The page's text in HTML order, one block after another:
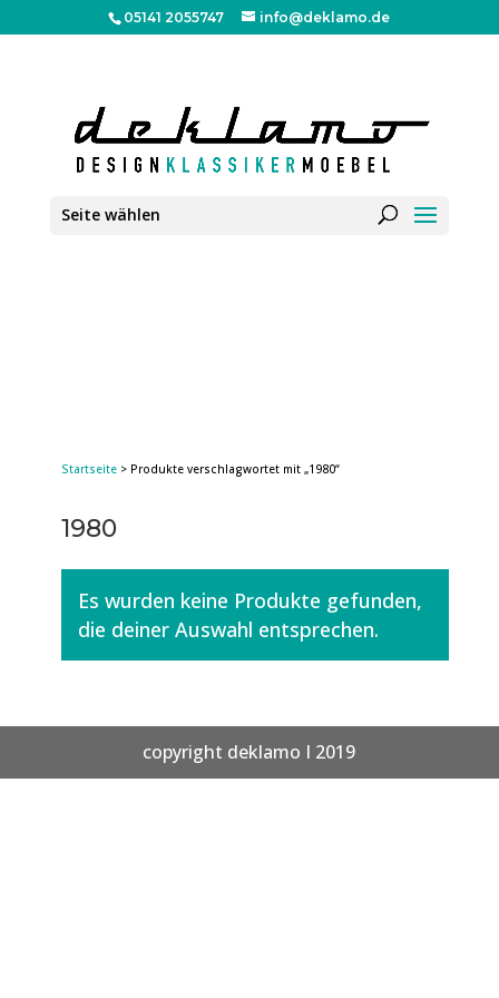
05141 2055747 info@deklamo.de
Seite wählen
Startseite> Produkte verschlagwortet mit „1980“
1980
Es wurden keine Produkte gefunden,
die deiner Auswahl entsprechen.
copyright deklamo I 2019